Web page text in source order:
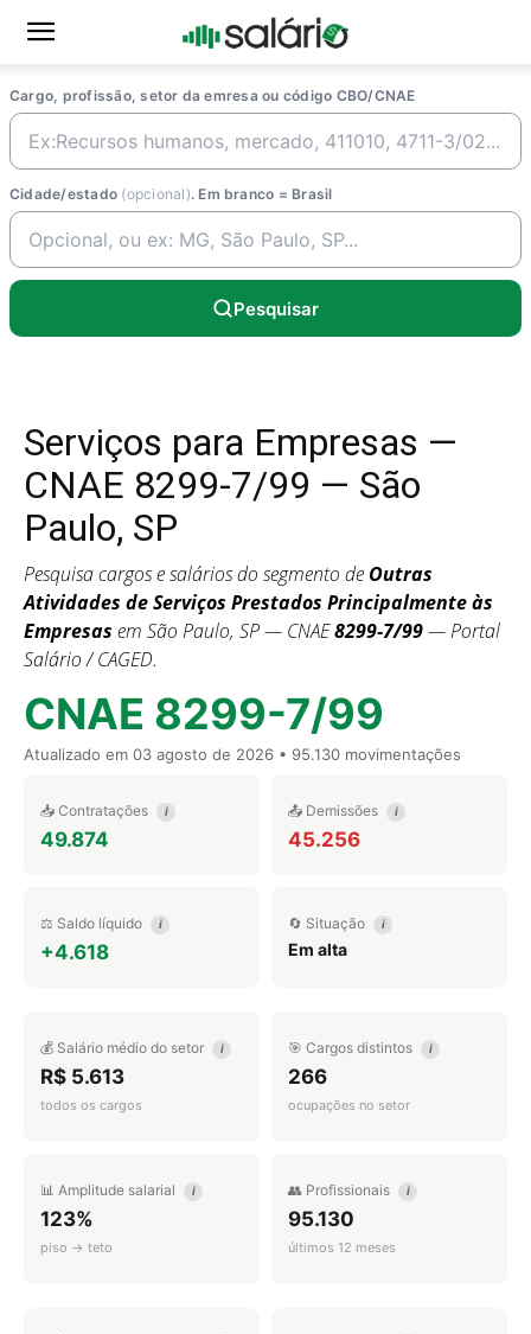
Cargo, profissão, setor da emresa ou código CBO/CNAE
Cidade/estado (opcional). Em branco = Brasil
Pesquisar
Serviços para Empresas —
CNAE 8299-7/99 — São
Paulo, SP
Pesquisa cargos e salários do segmento de Outras
Atividades de Serviços Prestados Principalmente às
Empresas em São Paulo, SP — CNAE8299-7/99— Portal
Salário / CAGED.
CNAE 8299-7/99
Atualizado em 03 agosto de 2026 • 95.130 movimentações
📥 Contratações i
49.874
📤 Demissões i
45.256
⚖️ Saldo líquido i
+4.618
🔄 Situação i
Em alta
💰 Salário médio do setor i
R$ 5.613
todos os cargos
🎯 Cargos distintos i
266
ocupações no setor
📊 Amplitude salarial i
123%
piso → teto
👥 Profissionais i
95.130
últimos 12 meses